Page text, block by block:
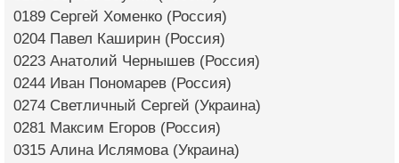
0189 Сергей Хоменко (Россия)
0204 Павел Каширин (Россия)
0223 Анатолий Чернышев (Россия)
0244 Иван Пономарев (Россия)
0274 Светличный Сергей (Украина)
0281 Максим Егоров (Россия)
0315 Алина Ислямова (Украина)